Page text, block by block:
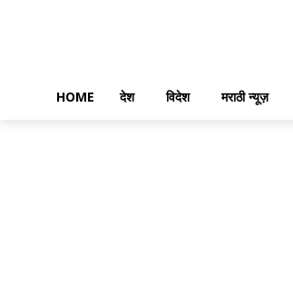
HOME देश विदेश मराठी न्यूज़